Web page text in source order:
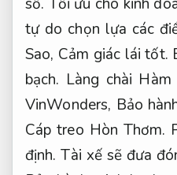
tự do chọn lựa các
Sao, Cảm giác lái tốt.
bạch. Làng chài Hàm
VinWonders, Bảo
Cáp treo Hòn Thơm.
định. Tài xế sẽ đưa